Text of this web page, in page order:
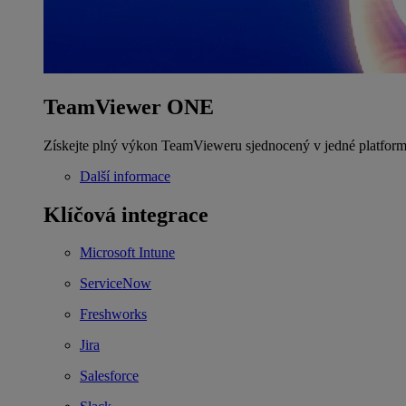
TeamViewer ONE
Získejte plný výkon TeamVieweru sjednocený v jedné
Další informace
Klíčová integrace
Microsoft Intune
ServiceNow
Freshworks
Jira
Salesforce